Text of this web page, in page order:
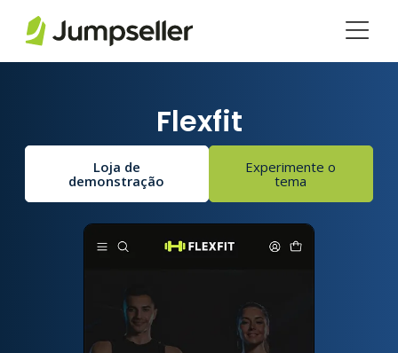
Flexfit
Loja de
demonstração
Experimente o
tema